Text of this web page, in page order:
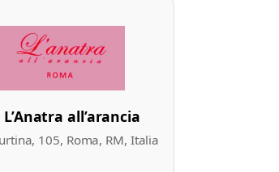
L’Anatra all’arancia
105, Roma, RM, Italia